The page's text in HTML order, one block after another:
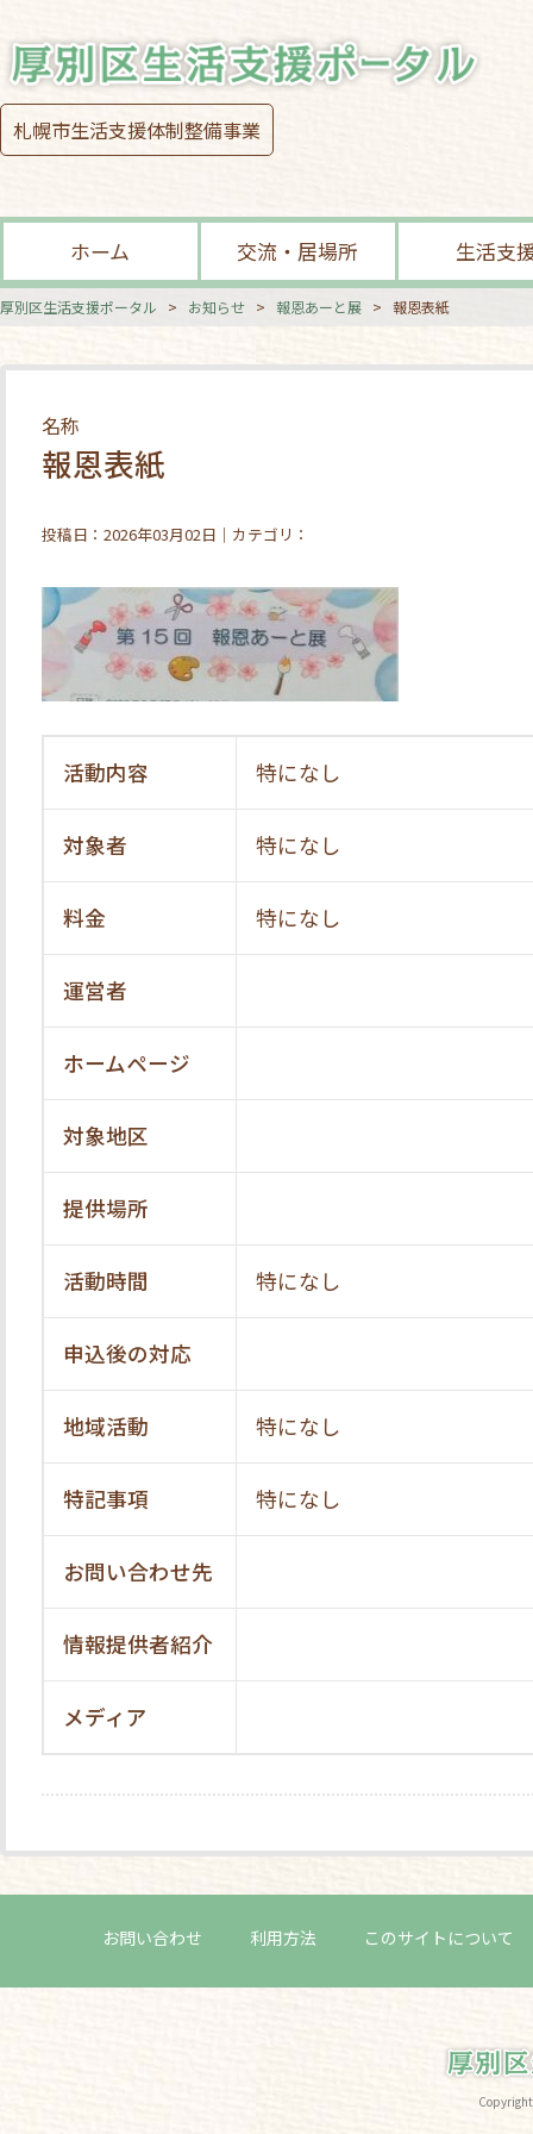
札幌市生活支援体制整備事業
ホーム 交流・居場所 生活支
厚別区生活支援ポータル > お知らせ > 報恩あーと展 > 報恩表紙
名称
報恩表紙
投稿日：2026年03月02日｜カテゴリ：
活動内容 特になし
対象者 特になし
料金 特になし
運営者
ホームページ
対象地区
提供場所
活動時間 特になし
申込後の対応
地域活動 特になし
特記事項 特になし
お問い合わせ先
情報提供者紹介
メディア
お問い合わせ 利用方法 このサイトについて